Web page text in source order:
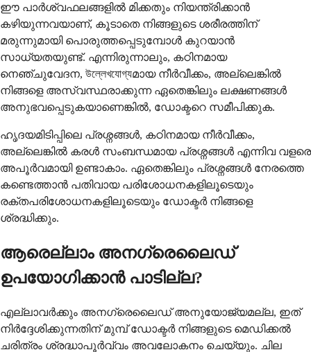
ഈ പാർശ്വഫലങ്ങളിൽ മിക്കതും നിയന്ത്രിക്കാൻ
കഴിയുന്നവയാണ്, കൂടാതെ നിങ്ങളുടെ ശരീരത്തിന്
മരുന്നുമായി പൊരുത്തപ്പെടുമ്പോൾ കുറയാൻ
സാധ്യതയുണ്ട്. എന്നിരുന്നാലും, കഠിനമായ
നെഞ്ചുവേദന, উল্লেখযোগ্যമായ നീർവീക്കം, അല്ലെങ്കിൽ
നിങ്ങളെ അസ്വസ്ഥരാക്കുന്ന ഏതെങ്കിലും ലക്ഷണങ്ങൾ
അനുഭവപ്പെടുകയാണെങ്കിൽ, ഡോക്ടറെ സമീപിക്കുക.
ഹൃദയമിടിപ്പിലെ പ്രശ്നങ്ങൾ, കഠിനമായ നീർവീക്കം,
അല്ലെങ്കിൽ കരൾ സംബന്ധമായ പ്രശ്നങ്ങൾ എന്നിവ വളരെ
അപൂർവമായി ഉണ്ടാകാം. ഏതെങ്കിലും പ്രശ്നങ്ങൾ നേരത്തെ
കണ്ടെത്താൻ പതിവായ പരിശോധനകളിലൂടെയും
രക്തപരിശോധനകളിലൂടെയും ഡോക്ടർ നിങ്ങളെ
ശ്രദ്ധിക്കും.
ആരെല്ലാം അനഗ്രെലൈഡ്
ഉപയോഗിക്കാൻ പാടില്ല?
എല്ലാവർക്കും അനഗ്രെലൈഡ് അനുയോജ്യമല്ല, ഇത്
നിർദ്ദേശിക്കുന്നതിന് മുമ്പ് ഡോക്ടർ നിങ്ങളുടെ മെഡിക്കൽ
ചരിത്രം ശ്രദ്ധാപൂർവ്വം അവലോകനം ചെയ്യും. ചില